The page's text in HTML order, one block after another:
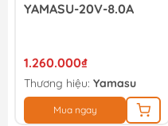
YAMASU-20V-8.0A
1.260.000₫
Thương hiệu: Yamasu
Mua ngay